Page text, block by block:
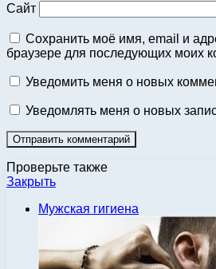
Сайт
Сохранить моё имя, email и
браузере для последующих моих
Уведомить меня о новых
Уведомлять меня о новых
Проверьте также
Закрыть
Мужская гигиена